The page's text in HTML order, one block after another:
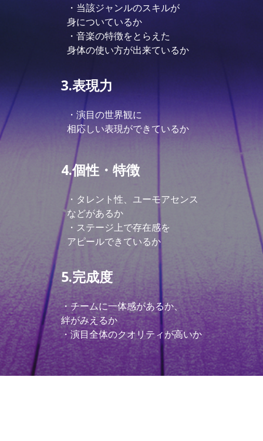
・当該ジャンルのスキルが
身についているか
・音楽の特徴をとらえた
身体の使い方が出来ているか
3.表現力
・演目の世界観に
相応しい表現ができているか
4.個性・ 特徴
・タレント性、ユーモアセンス
などがあるか
・ステージ上で存在感を
アピールできているか
5.完成度
・チームに一体感があるか、
絆がみえるか
・演目全体のクオリティが高いか